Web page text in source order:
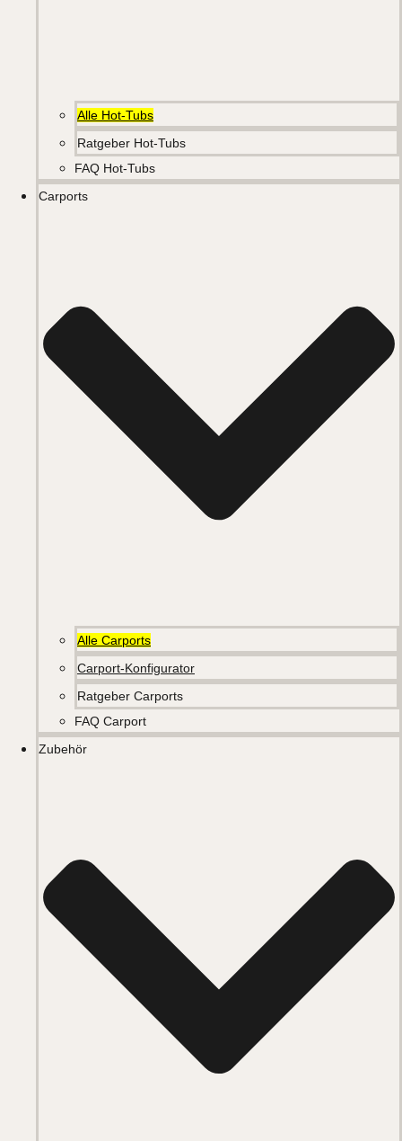
Alle Hot-Tubs
Ratgeber Hot-Tubs
FAQ Hot-Tubs
Carports
Alle Carports
Carport-Konfigurator
Ratgeber Carports
FAQ Carport
Zubehör